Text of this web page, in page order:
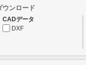
ウンロード
CADデータ
DXF